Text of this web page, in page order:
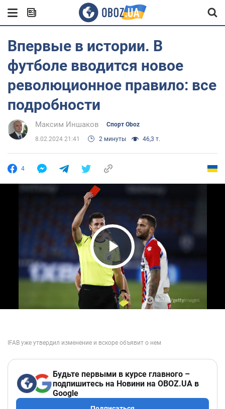
Впервые в истории. В
футболе вводится новое
революционное правило: все
подробности
Максим Иншаков Спорт Oboz
8.02.2024 21:41 2 минуты 46,3 т.
4
Play Video
Будьте первыми в курсе главного –
подпишитесь на Новини на OBOZ.UA в
Google